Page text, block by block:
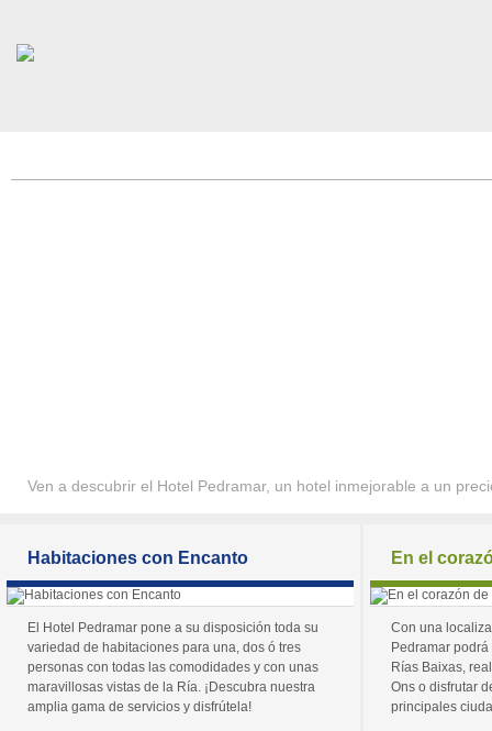
Ven a descubrir el Hotel Pedramar, un hotel inmejorable a un
Habitaciones con Encanto
El Hotel Pedramar pone a su disposición toda su
variedad de habitaciones para una, dos ó tres
personas con todas las comodidades y con unas
maravillosas vistas de la Ría. ¡Descubra nuestra
amplia gama de servicios y disfrútela!
En el
Con una
Pedramar
Rías Baixas,
Ons o disfrutar
principales